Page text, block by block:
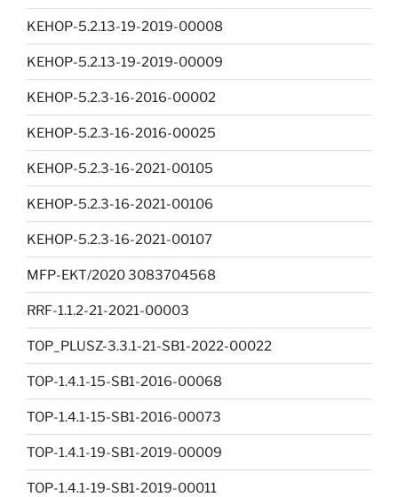
KEHOP-5.2.13-19-2019-00008
KEHOP-5.2.13-19-2019-00009
KEHOP-5.2.3-16-2016-00002
KEHOP-5.2.3-16-2016-00025
KEHOP-5.2.3-16-2021-00105
KEHOP-5.2.3-16-2021-00106
KEHOP-5.2.3-16-2021-00107
MFP-EKT/2020 3083704568
RRF-1.1.2-21-2021-00003
TOP_PLUSZ-3.3.1-21-SB1-2022-00022
TOP-1.4.1-15-SB1-2016-00068
TOP-1.4.1-15-SB1-2016-00073
TOP-1.4.1-19-SB1-2019-00009
TOP-1.4.1-19-SB1-2019-00011